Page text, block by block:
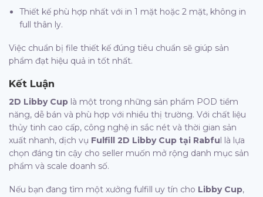
Thiết kế phù hợp nhất với in 1 mặt hoặc 2 mặt, không in
full thân ly.
Việc chuẩn bị file thiết kế đúng tiêu chuẩn sẽ giúp sản
phẩm đạt hiệu quả in tốt nhất.
Kết Luận
2D Libby Cup là một trong những sản phẩm POD tiềm
năng, dễ bán và phù hợp với nhiều thị trường. Với chất liệu
thủy tinh cao cấp, công nghệ in sắc nét và thời gian sản
xuất nhanh, dịch vụ Fulfill 2D Libby Cup tại Rabful là lựa
chọn đáng tin cậy cho seller muốn mở rộng danh mục sản
phẩm và scale doanh số.
Nếu bạn đang tìm một xưởng fulfill uy tín cho Libby Cup,